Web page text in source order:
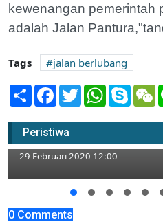
kewenangan pemerintah
adalah Jalan
Tags
jalan berlubang
Share Facebook
TwitterWhatsApp
Skype
Peristiwa
Warga Widang
Pembangunan Mapolsek
29 Februari 2020 12:00
0 Comments